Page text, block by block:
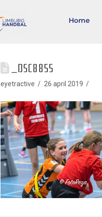
Home
_DSC8855
eyetractive 26 april 2019